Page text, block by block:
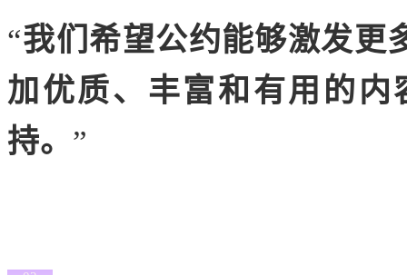
“我们希望公约能够激发更
加优质、丰富和有用的
持。 ”